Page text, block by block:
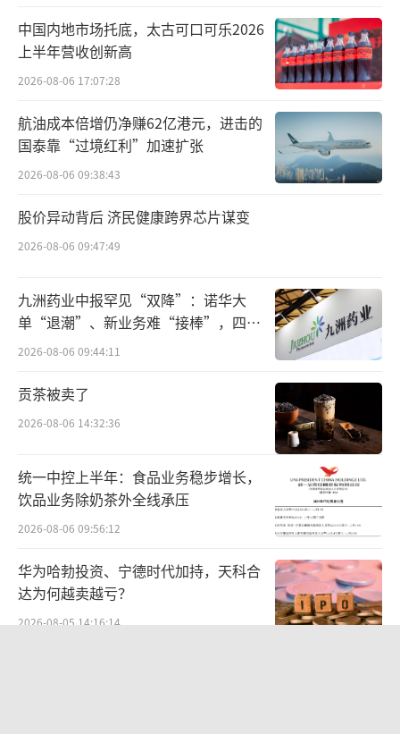
更讽刺的是，就在消费者发布视频的前一
天，塔斯汀还发布了门店食品安全自查的结
果。
据了解，塔斯汀的自查包括人员管理、设
备管理、物料管理和环境管理。在九月的检查
通报中，优秀的店面涉及赣州和广州的店面。
有问题的店面包括柳州、天津、德州、南宁、
广州、正定、厦门的个别店面。出现最多问题
璃水渍、制冰机底座积水、着装露脚踝等问
题。
更值得注意到是，塔斯汀和各地的塔斯汀
店面，更多的是加盟关系，门店是塔斯汀供应
链产品的客户，如何对其实施更严格的监管的
培训，着实困难。自查虽好，但7000多家签约
门店，全查一遍就需要每天检查20家门店，每
一家才能一年轮到一次，能查出涉及重大食品
督。（责任编辑：zx0277,zx0280）
中国内地市场托底，太古可口可乐2026
上半年营收创新高
2026-08-06 17:07:28
航油成本倍增仍净赚62亿港元，进击的
国泰靠“过境红利”加速扩张
2026-08-06 09:38:43
股价异动背后 济民健康跨界芯片谋变
2026-08-06 09:47:49
九洲药业中报罕见“双降”：诺华大
单“退潮”、新业务难“接棒”，四大
难关待闯
2026-08-06 09:44:11
贡茶被卖了
2026-08-06 14:32:36
统一中控上半年：食品业务稳步增长，
饮品业务除奶茶外全线承压
2026-08-06 09:56:12
华为哈勃投资、宁德时代加持，天科合
达为何越卖越亏？
2026-08-05 14:16:14